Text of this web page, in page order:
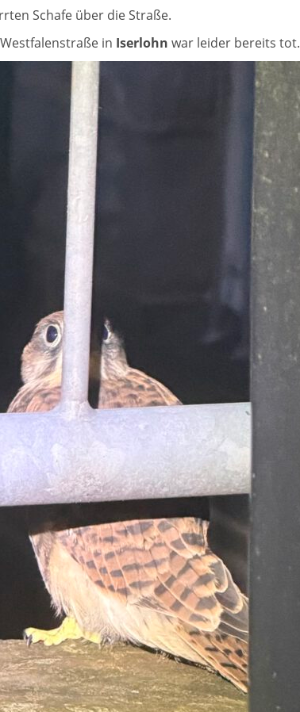
Schafe über die Straße.
in Iserlohn war leider bereits tot.